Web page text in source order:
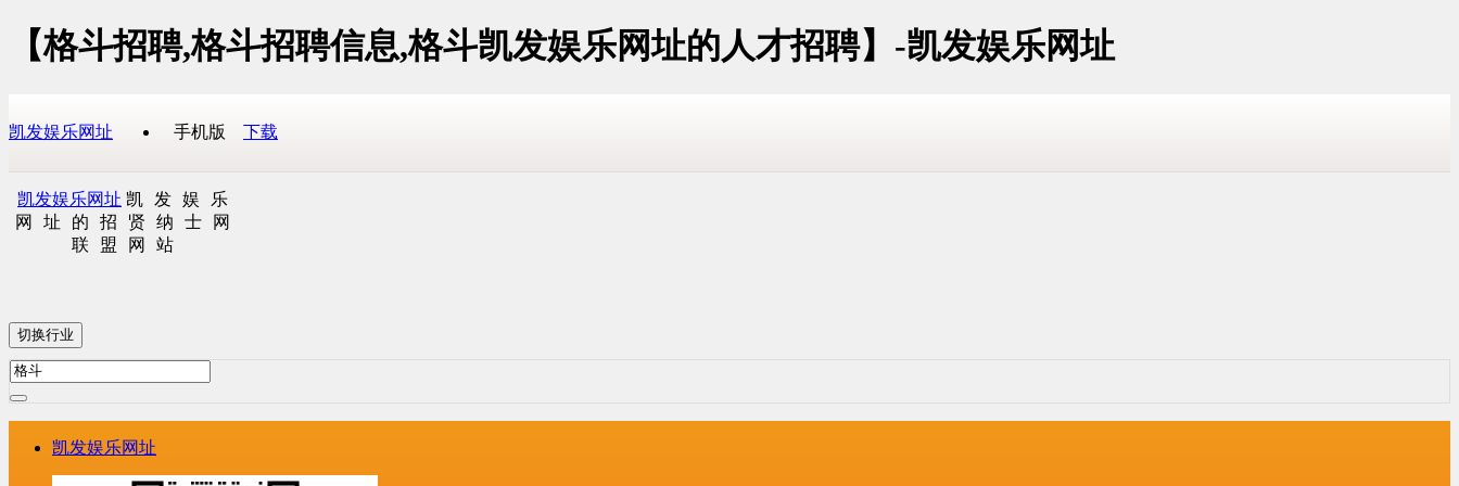
【格斗招聘,格斗招聘信息,格斗凯发娱乐网址的人才招聘】-凯发娱乐网址
凯发娱乐网址 手机版 下载
凯发娱乐网址 凯发娱乐
网址的招贤纳士网
联盟网站
切换行业
凯发娱乐网址